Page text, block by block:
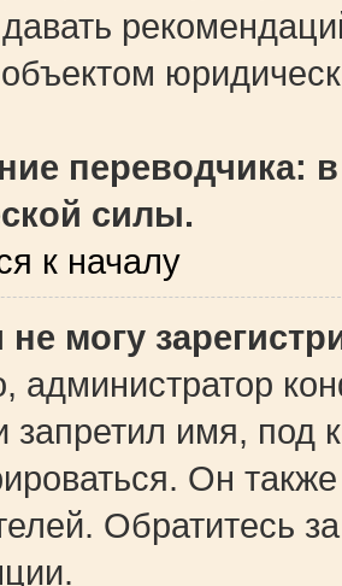
переводчика:
силы.
к началу
могу
администратор
запретил имя, под
Он
Обратитесь